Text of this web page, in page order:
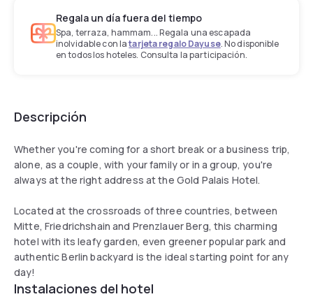
Regala un día fuera del tiempo
Spa, terraza, hammam... Regala una escapada
inolvidable con latarjeta regalo Dayuse. No disponible
en todos los hoteles. Consulta la participación.
Descripción
Whether you're coming for a short break or a business trip,
alone, as a couple, with your family or in a group, you're
always at the right address at the Gold Palais Hotel.
Located at the crossroads of three countries, between
Mitte, Friedrichshain and Prenzlauer Berg, this charming
hotel with its leafy garden, even greener popular park and
authentic Berlin backyard is the ideal starting point for any
day!
Instalaciones del hotel